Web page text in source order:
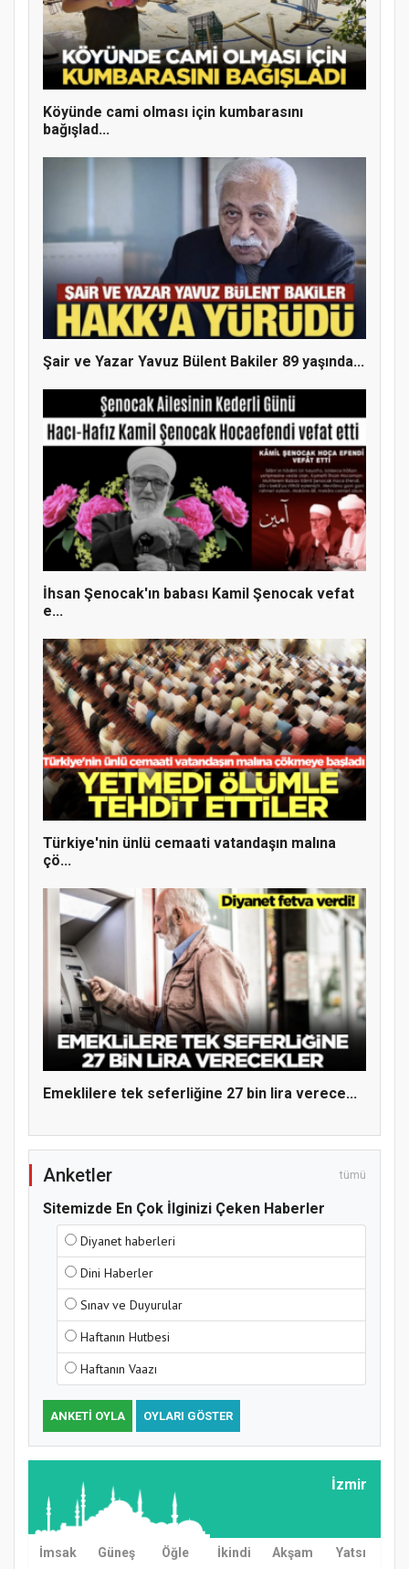
Doğanyol'da Temel Dini Bilgiler Sınavı
Gerçekleştirildi
MÜFTÜ ABULSELAM ÖZDERE’YE ZİYARET
Hz. Peygamber ve Gençlik Konferansı
Samsun Atakum’da Yaz Kur’an Kursu
Kapanış Programı
Etkinliği
Köyünde cami olması için kumbarasını
bağışlad...
Şair ve Yazar Yavuz Bülent Bakiler 89 yaşında...
İhsan Şenocak'ın babası Kamil Şenocak vefat
e...
Türkiye'nin ünlü cemaati vatandaşın malına
çö...
Emeklilere tek seferliğine 27 bin lira verece...
Anketler tümü
Sitemizde En Çok İlginizi Çeken Haberler
Diyanet haberleri
Dini Haberler
Sınav ve Duyurular
Haftanın Hutbesi
Haftanın Vaazı
ANKETI OYLA OYLARI GÖSTER
İzmir
İmsak Güneş Öğle İkindi Akşam
Yatsı